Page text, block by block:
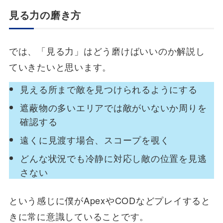
見る力の磨き方
では、「見る力」はどう磨けばいいのか解説し
ていきたいと思います。
見える所まで敵を見つけられるようにする
遮蔽物の多いエリアでは敵がいないか周りを
確認する
遠くに見渡す場合、スコープを覗く
どんな状況でも冷静に対応し敵の位置を見逃
さない
という感じに僕がApexやCODなどプレイすると
きに常に意識していることです。